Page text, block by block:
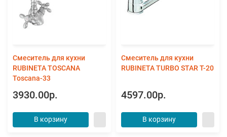
Смеситель для кухни
RUBINETA TOSCANA
Toscana-33
3930.00р.
В корзину
Смеситель для кухни
RUBINETA TURBO STAR Т-20
4597.00р.
В корзину